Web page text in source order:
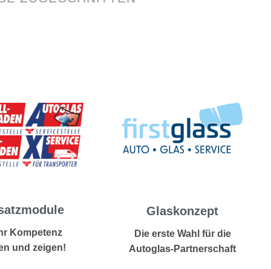
Kompetenz
und zeigen!
Glaskonzept
Die erste Wahl für die
Autoglas-Partnerschaft